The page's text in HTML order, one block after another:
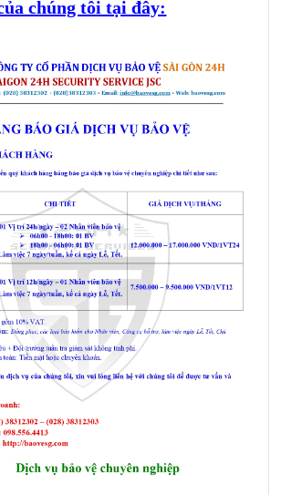
chúng tôi tại đây: